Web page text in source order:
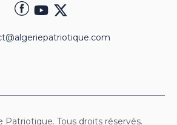
Patriotique. Tous droits réservés.